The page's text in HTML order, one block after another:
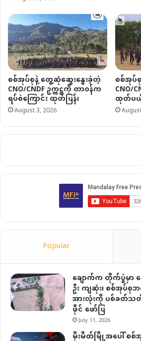
စစ်အုပ်စုနဲ့ တွေ့ဆုံဆွေးနွေးခဲ့တဲ့
CNO/CNDF ဥက္ကဋ္ဌကို တာဝန်က
ရပ်စဲကြောင်း ထုတ်ပြန်၊
August 3, 2026
စစ်အုပ်
CNO/
ထုတ်ပ
Popular
ချောက်က တိုက်ပွဲမှာ
ဦး ကျဆုံး၊ စစ်အုပ်
အားလုံးကို ပစ်ခတ်သ
ဖိုင် ဖော်ပြ
July 11, 2026
မိုးမိတ်မြို့အပေါ် စ